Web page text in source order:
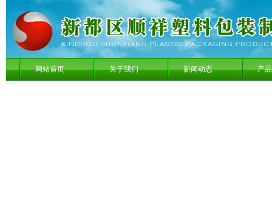
网站首页 关于我们 新闻动态 产